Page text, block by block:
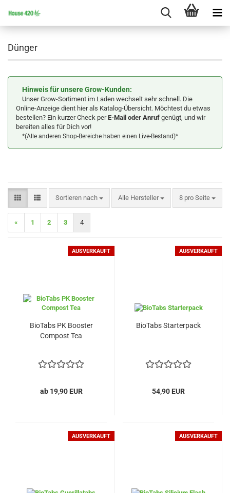
Dünger
Hinweis für unsere Grow-Kunden:
Unser Grow-Sortiment im Laden wechselt sehr schnell. Die
Online-Anzeige dient hier als Katalog-Übersicht. Möchtest du etwas
bestellen? Ein kurzer Check perE-Mail oder Anruf genügt, und wir
bereiten alles für Dich vor!
*(Alle anderen Shop-Bereiche haben einen Live-Bestand)*
Sortieren nach
Sortieren nach Alle Hersteller 8 pro Seite
pro Seite
« 1 2 3 4
AUSVERKAUFT
BioTabs PK Booster
Compost Tea
ab 19,90 EUR
AUSVERKAUFT
BioTabs Starterpack
54,90 EUR
AUSVERKAUFT AUSVERKAUFT